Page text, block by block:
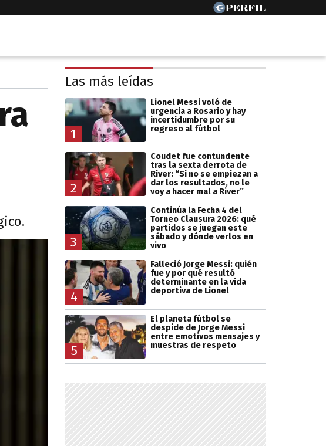
Las más leídas
1
Lionel Messi voló de
urgencia a Rosario y hay
incertidumbre por su
regreso al fútbol
2
Coudet fue contundente
tras la sexta derrota de
River: “Si no se empiezan a
dar los resultados, no le
voy a hacer mal a River”
3
Continúa la Fecha 4 del
Torneo Clausura 2026: qué
partidos se juegan este
sábado y dónde verlos en
vivo
4
Falleció Jorge Messi: quién
fue y por qué resultó
determinante en la vida
deportiva de Lionel
5
El planeta fútbol se
despide de Jorge Messi
entre emotivos mensajes y
muestras de respeto